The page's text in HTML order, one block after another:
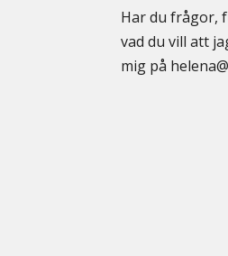
Har du frågor,
vad du vill att
mig på